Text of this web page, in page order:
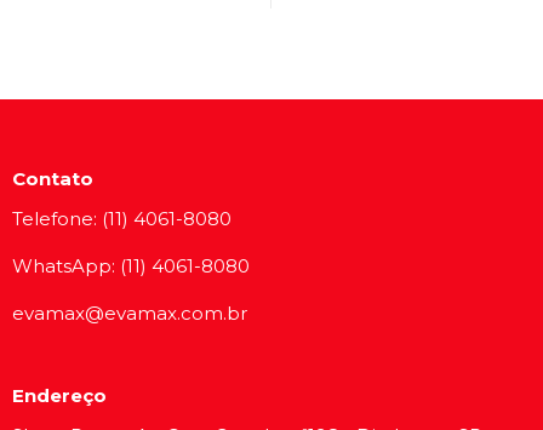
Contato
Telefone: (11) 4061-8080
WhatsApp: (11) 4061-8080
evamax@evamax.com.br
Endereço